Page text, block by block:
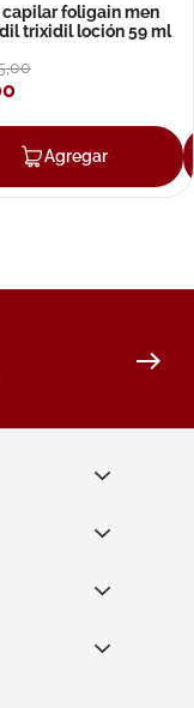
Agregar
capilar foligain men
trixidil loción 59 ml
,00
Agregar